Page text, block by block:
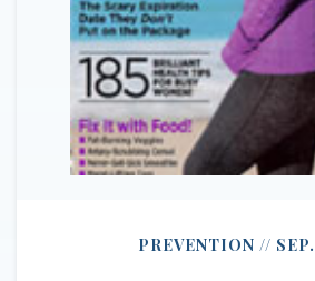
PREVENTION //